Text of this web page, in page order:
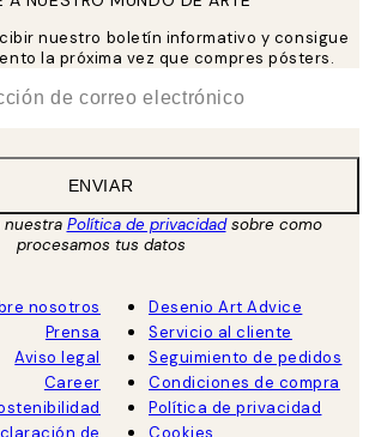
nuestro boletín informativo y consigue
la próxima vez que compres pósters.
ENVIAR
nuestra Política de privacidadsobre como
procesamos tus datos
nosotros
Prensa
Aviso legal
Career
Desenio Art Advice
Servicio al cliente
Seguimiento de pedidos
Condiciones de compra
Política de privacidad